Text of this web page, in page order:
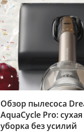
Обзор пылесоса
AquaCycle Pro:
уборка без усилий